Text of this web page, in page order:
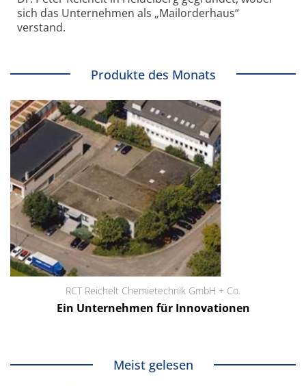
sich das Unternehmen als „Mailorderhaus“
verstand.
Produkte des Monats
RCT Reichelt Chemietechnik GmbH + Co.
Ein Unternehmen für Innovationen
Meist gelesen